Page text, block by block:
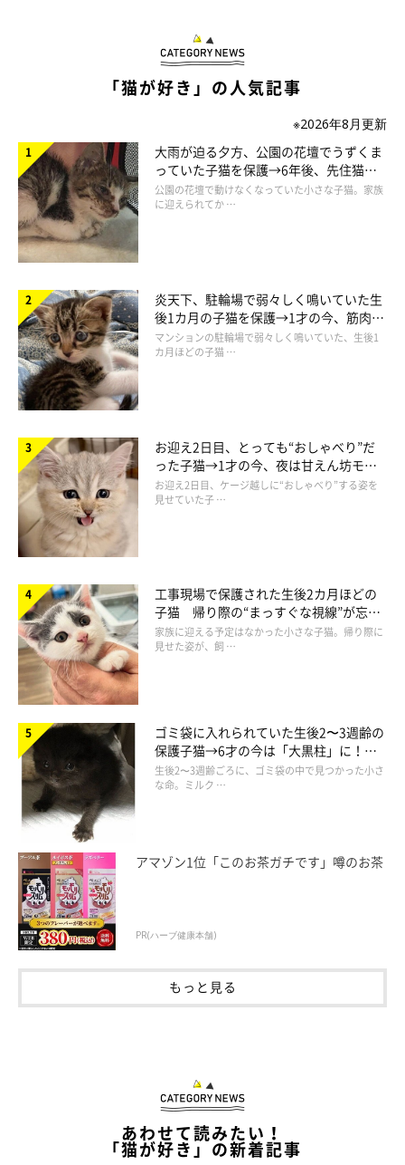
「猫が好き」の人気記事
※2026年8月更新
大雨が迫る夕方、公園の花壇でうずくま
っていた子猫を保護→6年後、先住猫
と“姉妹”のような関係に
公園の花壇で動けなくなっていた小さな子猫。家族
に迎えられてか …
炎天下、駐輪場で弱々しく鳴いていた生
後1カ月の子猫を保護→1才の今、筋肉質
でツンデレなコに成長
マンションの駐輪場で弱々しく鳴いていた、生後1
カ月ほどの子猫 …
お迎え2日目、とっても“おしゃべり”だ
った子猫→1才の今、夜は甘えん坊モー
ドになるコに成長！
お迎え2日目、ケージ越しに“おしゃべり”する姿を
見せていた子 …
工事現場で保護された生後2カ月ほどの
子猫 帰り際の“まっすぐな視線”が忘れ
られず、家族の一員に
家族に迎える予定はなかった小さな子猫。帰り際に
見せた姿が、飼 …
ゴミ袋に入れられていた生後2〜3週齢の
保護子猫→6才の今は「大黒柱」に！
美しい黒猫に成長した姿にグッとくる
生後2〜3週齢ごろに、ゴミ袋の中で見つかった小さ
な命。ミルク …
アマゾン1位「このお茶ガチです」噂のお茶
PR(ハーブ健康本舗)
もっと見る
あわせて読みたい！
「猫が好き」の新着記事